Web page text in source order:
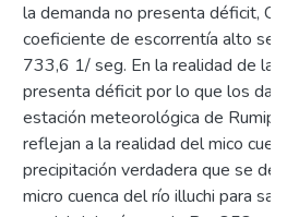
la demanda no presenta déficit,
coeficiente de escorrentía alto se
733,6 1/ seg. En la realidad de la
presenta déficit por lo que los
estación meteorológica de
reflejan a la realidad del mico
precipitación verdadera que se
micro cuenca del río illuchi para